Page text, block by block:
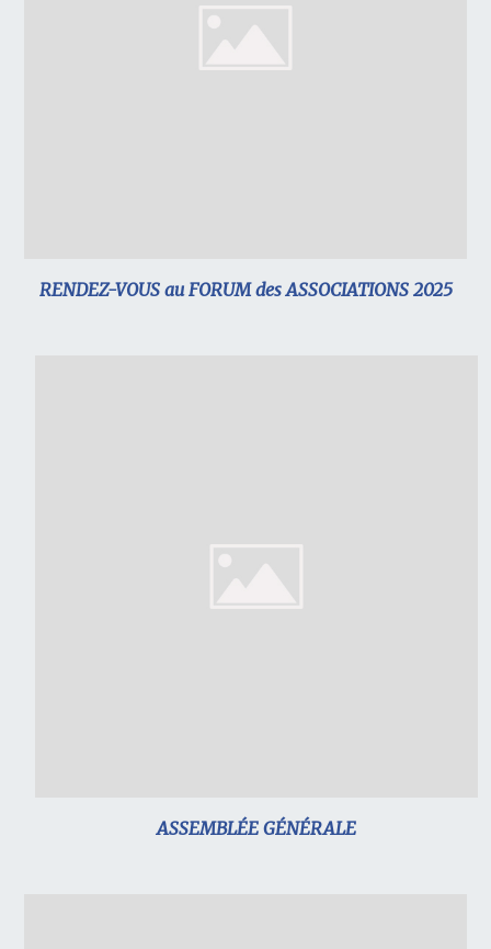
RENDEZ-VOUS au FORUM des ASSOCIATIONS 2025
ASSEMBLÉE GÉNÉRALE